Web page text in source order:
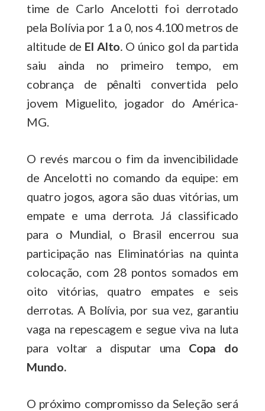
time de Carlo Ancelotti foi derrotado
pela Bolívia por 1 a 0, nos 4.100 metros de
altitude de El Alto. O único gol da partida
saiu ainda no primeiro tempo, em
cobrança de pênalti convertida pelo
jovem Miguelito, jogador do América-
MG.
O revés marcou o fim da invencibilidade
de Ancelotti no comando da equipe: em
quatro jogos, agora são duas vitórias, um
empate e uma derrota. Já classificado
para o Mundial, o Brasil encerrou sua
participação nas Eliminatórias na quinta
colocação, com 28 pontos somados em
oito vitórias, quatro empates e seis
derrotas. A Bolívia, por sua vez, garantiu
vaga na repescagem e segue viva na luta
para voltar a disputar uma Copa do
Mundo.
O próximo compromisso da Seleção será